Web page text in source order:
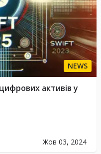
NEWS
Жов 03, 2024
активів у